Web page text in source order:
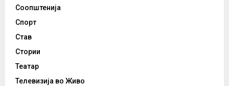
Соопштенија
Спорт
Став
Стории
Театар
Телевизија во Живо